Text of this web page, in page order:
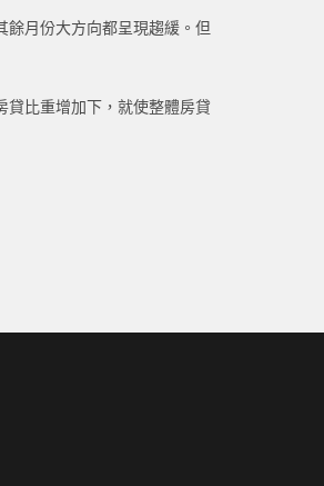
月份大方向都呈現趨緩。但
比重增加下，就使整體房貸